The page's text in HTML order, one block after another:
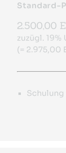
Standard-
2.500,00
zuzügl. 19%
(= 2.975,00